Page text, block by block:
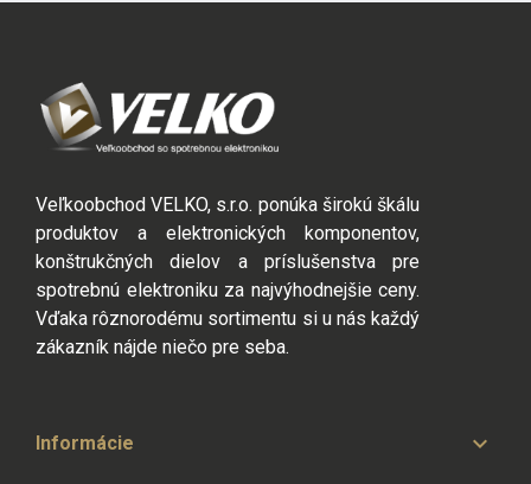
Veľkoobchod VELKO, s.r.o. ponúka širokú škálu
produktov a elektronických komponentov,
konštrukčných dielov a príslušenstva pre
spotrebnú elektroniku za najvýhodnejšie ceny.
Vďaka rôznorodému sortimentu si u nás každý
zákazník nájde niečo pre seba.
Informácie 